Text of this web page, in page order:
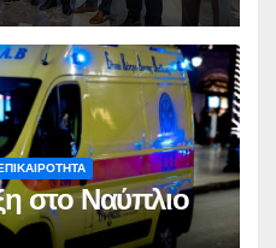
στο Ναύπλιο